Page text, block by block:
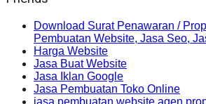
Download Surat Penawaran /
Pembuatan Website, Jasa Seo,
Harga Website
Jasa Buat Website
Jasa Iklan Google
Jasa Pembuatan Toko Online
jasa pembuatan website agen